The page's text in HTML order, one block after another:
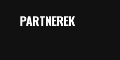
PARTNEREK